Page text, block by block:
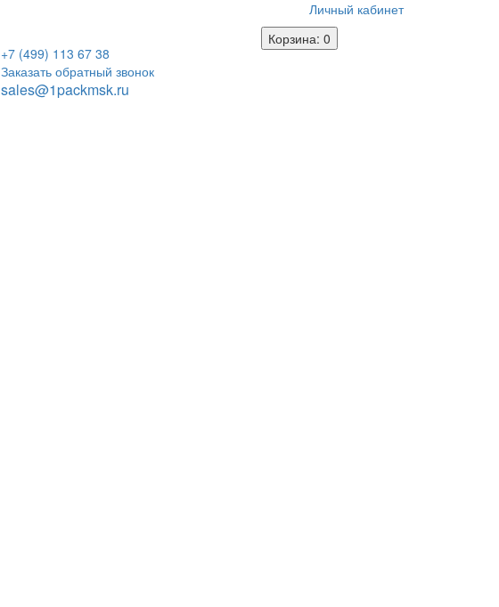
Личный кабинет
+7 (499) 113 67 38
Заказать обратный звонок
sales@1packmsk.ru
Корзина: 0